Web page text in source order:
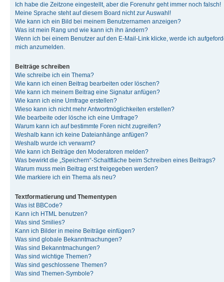
Ich habe die Zeitzone eingestellt, aber die Forenuhr geht immer noch falsch!
Meine Sprache steht auf diesem Board nicht zur Auswahl!
Wie kann ich ein Bild bei meinem Benutzernamen anzeigen?
Was ist mein Rang und wie kann ich ihn ändern?
Wenn ich bei einem Benutzer auf den E-Mail-Link klicke, werde ich
mich anzumelden.
Beiträge schreiben
Wie schreibe ich ein Thema?
Wie kann ich einen Beitrag bearbeiten oder löschen?
Wie kann ich meinem Beitrag eine Signatur anfügen?
Wie kann ich eine Umfrage erstellen?
Wieso kann ich nicht mehr Antwortmöglichkeiten erstellen?
Wie bearbeite oder lösche ich eine Umfrage?
Warum kann ich auf bestimmte Foren nicht zugreifen?
Weshalb kann ich keine Dateianhänge anfügen?
Weshalb wurde ich verwarnt?
Wie kann ich Beiträge den Moderatoren melden?
Was bewirkt die „Speichern“-Schaltfläche beim Schreiben eines Beitrags?
Warum muss mein Beitrag erst freigegeben werden?
Wie markiere ich ein Thema als neu?
Textformatierung und Thementypen
Was ist BBCode?
Kann ich HTML benutzen?
Was sind Smilies?
Kann ich Bilder in meine Beiträge einfügen?
Was sind globale Bekanntmachungen?
Was sind Bekanntmachungen?
Was sind wichtige Themen?
Was sind geschlossene Themen?
Was sind Themen-Symbole?